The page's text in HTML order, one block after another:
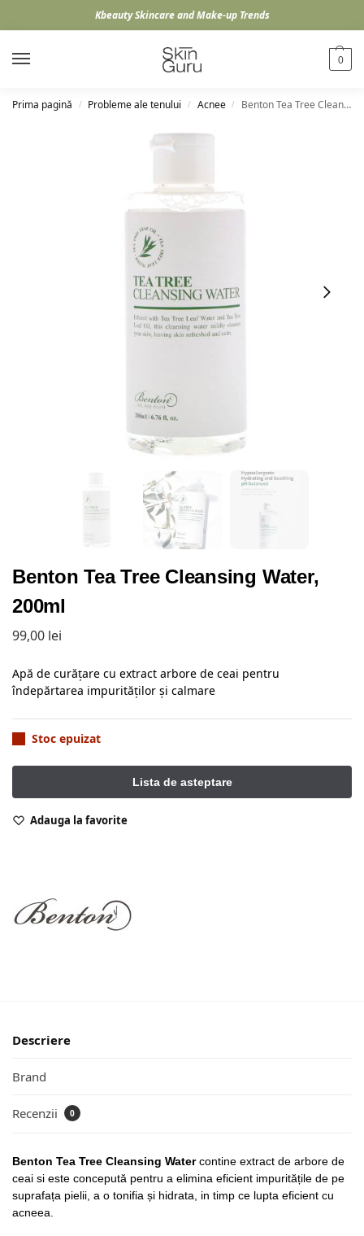
Kbeauty Skincare and Make-up Trends
0
Prima pagină / Probleme ale tenului / Acnee / Benton Tea Tree Cleansing Water, 200ml
Benton Tea Tree Cleansing Water,
200ml
99,00 lei
Apă de curățare cu extract arbore de ceai pentru
îndepărtarea impurităților și calmare
Stoc epuizat
Adauga la favorite
Descriere
Brand
Recenzii 0
Benton Tea Tree Cleansing Watercontine extract de arbore de
ceai si este concepută pentru a elimina eficient impuritățile de pe
suprafața pielii, a o tonifia și hidrata, in timp ce lupta eficient cu
acneea.